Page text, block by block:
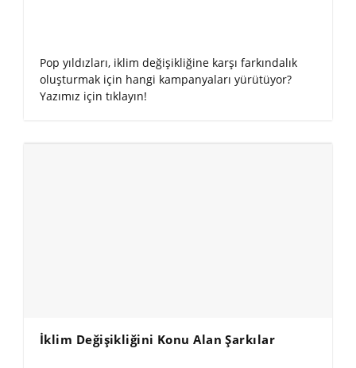
Pop yıldızları, iklim değişikliğine karşı farkındalık
oluşturmak için hangi kampanyaları yürütüyor?
Yazımız için tıklayın!
İklim Değişikliğini Konu Alan Şarkılar